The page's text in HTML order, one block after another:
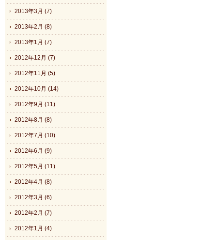
2013年3月 (7)
2013年2月 (8)
2013年1月 (7)
2012年12月 (7)
2012年11月 (5)
2012年10月 (14)
2012年9月 (11)
2012年8月 (8)
2012年7月 (10)
2012年6月 (9)
2012年5月 (11)
2012年4月 (8)
2012年3月 (6)
2012年2月 (7)
2012年1月 (4)